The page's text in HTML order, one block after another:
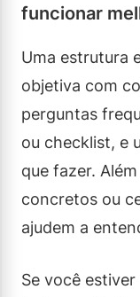
funcionar
Uma estrutura
objetiva com
perguntas
ou checklist, e
que fazer.
concretos ou
ajudem a
Se você